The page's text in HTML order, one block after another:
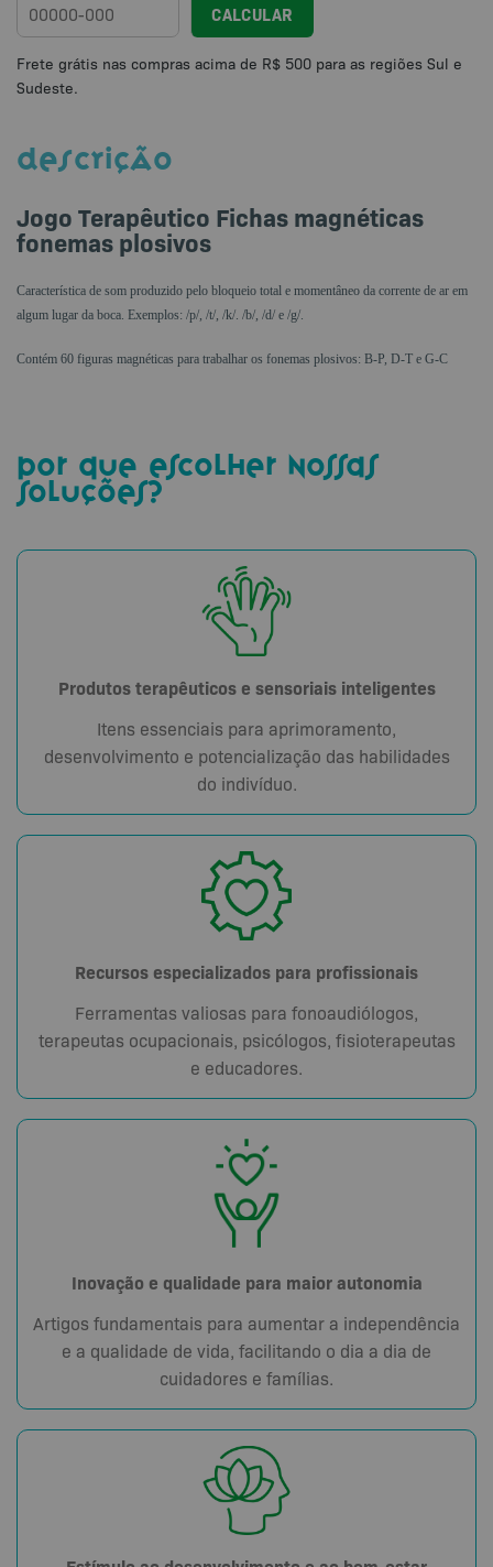
CALCULAR
DESCRIÇÃO
Jogo Terapêutico Fichas magnéticas
fonemas plosivos
Característica de som produzido pelo bloqueio total e momentâneo da corrente de ar em
algum lugar da boca. Exemplos: /p/, /t/, /k/. /b/, /d/ e /g/.
Contém 60 figuras magnéticas para trabalhar os fonemas plosivos: B-P, D-T e G-C
por que escolher nossas
soluções?
Produtos terapêuticos e sensoriais inteligentes
Itens essenciais para aprimoramento,
desenvolvimento e potencialização das habilidades
do indivíduo.
Recursos especializados para profissionais
Ferramentas valiosas para fonoaudiólogos,
terapeutas ocupacionais, psicólogos, fisioterapeutas
e educadores.
Inovação e qualidade para maior autonomia
Artigos fundamentais para aumentar a independência
e a qualidade de vida, facilitando o dia a dia de
cuidadores e famílias.